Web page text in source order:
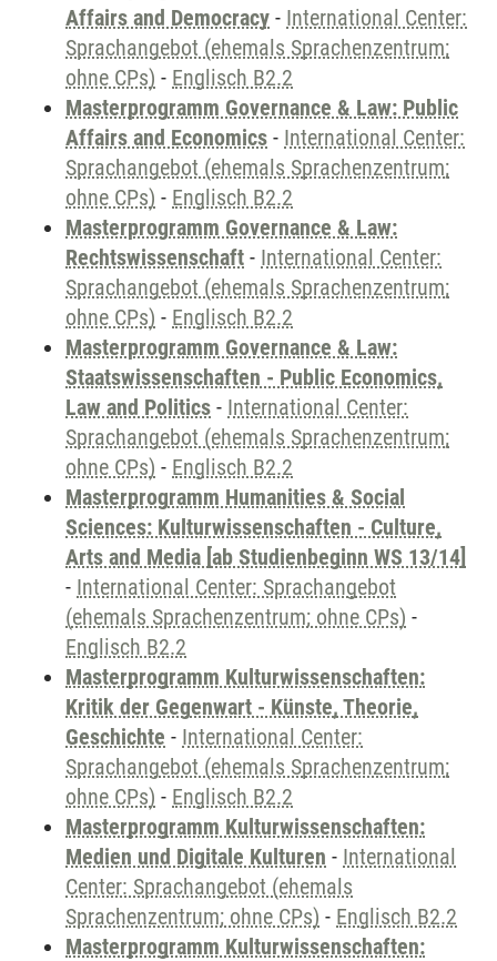
Affairs and Democracy - International Center:
Sprachangebot (ehemals Sprachenzentrum;
ohne CPs) - Englisch B2.2
Masterprogramm Governance & Law: Public
Affairs and Economics - International Center:
Sprachangebot (ehemals Sprachenzentrum;
ohne CPs) - Englisch B2.2
Masterprogramm Governance & Law:
Rechtswissenschaft - International Center:
Sprachangebot (ehemals Sprachenzentrum;
ohne CPs) - Englisch B2.2
Masterprogramm Governance & Law:
Staatswissenschaften - Public Economics,
Law and Politics - International Center:
Sprachangebot (ehemals Sprachenzentrum;
ohne CPs) - Englisch B2.2
Masterprogramm Humanities & Social
Sciences: Kulturwissenschaften - Culture,
Arts and Media [ab Studienbeginn WS 13/14]
- International Center: Sprachangebot
(ehemals Sprachenzentrum; ohne CPs) -
Englisch B2.2
Masterprogramm Kulturwissenschaften:
Kritik der Gegenwart - Künste, Theorie,
Geschichte - International Center:
Sprachangebot (ehemals Sprachenzentrum;
ohne CPs) - Englisch B2.2
Masterprogramm Kulturwissenschaften:
Medien und Digitale Kulturen - International
Center: Sprachangebot (ehemals
Sprachenzentrum; ohne CPs) - Englisch B2.2
Masterprogramm Kulturwissenschaften: